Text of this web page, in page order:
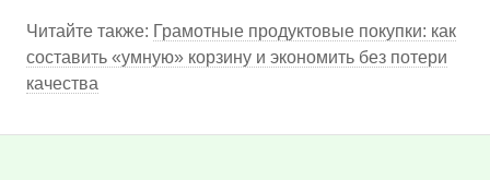
Читайте также: Грамотные продуктовые покупки: как
составить «умную» корзину и экономить без потери
качества